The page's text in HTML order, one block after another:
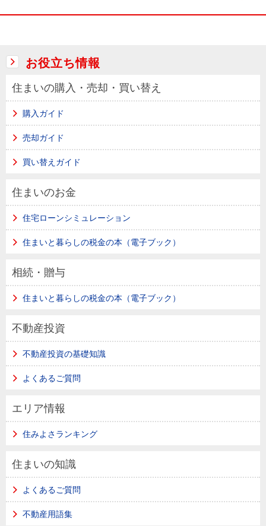
お役立ち情報
住まいの購入・売却・買い替え
購入ガイド
売却ガイド
買い替えガイド
住まいのお金
住宅ローンシミュレーション
住まいと暮らしの税金の本（電子ブック）
相続・贈与
住まいと暮らしの税金の本（電子ブック）
不動産投資
不動産投資の基礎知識
よくあるご質問
エリア情報
住みよさランキング
住まいの知識
よくあるご質問
不動産用語集